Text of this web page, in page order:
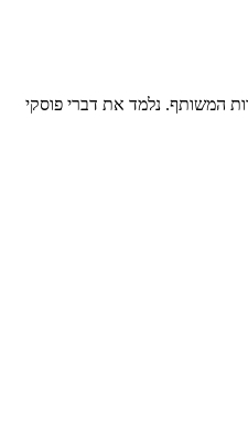
המשותף. נלמד את דברי פוסקי